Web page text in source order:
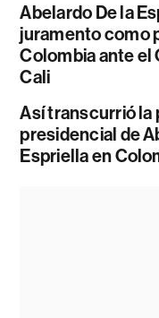
Abelardo De la
juramento como
Colombia ante el
Cali
Así transcurrió la
presidencial de
Espriella en